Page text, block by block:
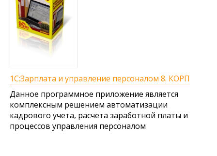
1С:Зарплата и управление персоналом 8. КОРП
Данное программное приложение является
комплексным решением автоматизации
кадрового учета, расчета заработной платы и
процессов управления персоналом